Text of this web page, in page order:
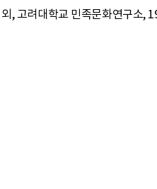
, 고려대학교 민족문화연구소,